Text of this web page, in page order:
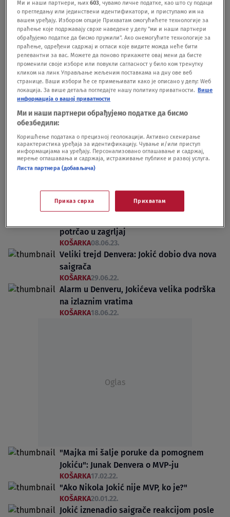
nekadašnjeg Jokićevog saigrača
EVROLIGA10.12.25.
Puca "bomba" u Evroligi: Povezivan sa
Partizanom, sad stiže u Evropu i oblači
crveno-belo
EVROLIGA09.12.25.
Oglas
VIDEO Jokićeva reakcija koja se retko viđa:
potrčao u zagrljaj
KOŠARKA08.06.23.
Veliki trejd Denvera: Jokić dobio dva nova
saigrača
KOŠARKA29.06.22.
Alarm u Denveru, Jokićeva velika podrška
na izlaznim vratima
KOŠARKA18.06.22.
Oglas
"Majka mi šalje poruke da pomognem
Jokiću": Junak Denvera o MVP-ju
KOŠARKA17.02.22.
"Ako Nikola Jokić nije MVP, ko je?"
KOŠARKA20.01.22.
Jokić iznenadio saigrače reakcijom posle
Ми и наши партнери, њих603, чувамо личне податке, као што су подаци
о прегледању или јединствени идентификатори, и приступамо им на
вашем уређају. Избором опције Прихватам омогућићете технологије за
праћење које подржавају сврхе наведене у делу "ми и наши партнери
обрађујемо податке да бисмо пружили". Ако онемогућите технологије за
праћење, одређени садржај и огласи које видите можда неће бити
релевантни за вас. Можете да поново прикажете овај мени да бисте
променили своје изборе или повукли сагласност у било ком тренутку
кликом на линк Управљање жељеним поставкама на дну ове веб
странице. Ваши избори ће се примењивати како је описано у делу: Wеб
локација. За више детаља погледајте нашу политику приватности. Више
информација о вашој приватности
Ми и наши партнери обрађујемо податке да бисмо
обезбедили:
Коришћење података о прецизној геолокацији. Активно скенирање
карактеристика уређаја за идентификацију. Чување и/или приступ
информацијама на уређају. Персонализовано оглашавање и садржај,
мерење оглашавања и садржаја, истраживање публике и развој услуга.
Листа партнера (добављача)
Приказ сврха Прихватам